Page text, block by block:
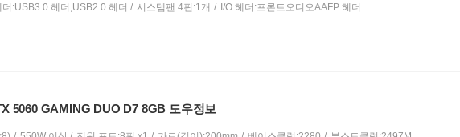
더:USB3.0 헤더,USB2.0 헤더 시스템팬 4핀:1개 I/O 헤더:프론트오디오AAFP 헤더
5060 GAMING DUO D7 8GB 도우정보